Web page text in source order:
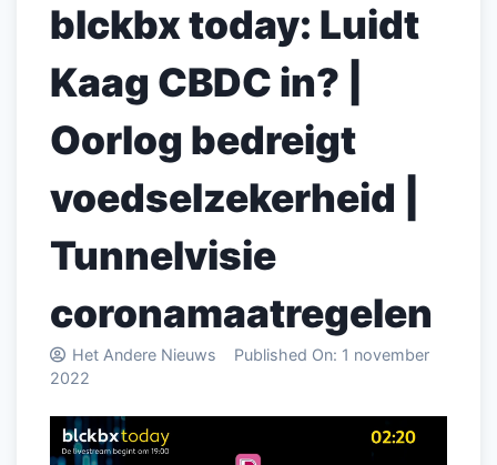
blckbx today: Luidt
Kaag CBDC in? |
Oorlog bedreigt
voedselzekerheid |
Tunnelvisie
coronamaatregelen
Het Andere Nieuws Published On: 1 november
2022
Videospeler